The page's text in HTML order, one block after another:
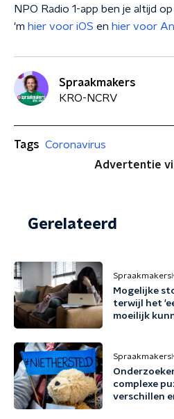
NPO Radio 1-app ben je altijd
'm hier voor iOS en hier voor
Spraakmakers
KRO-NCRV
Tags Coronavirus
Advertentie
Gerelateerd
Spraakmakers
Mogelijke
terwijl het
moeilijk
Spraakmakers
complexe
verschillen